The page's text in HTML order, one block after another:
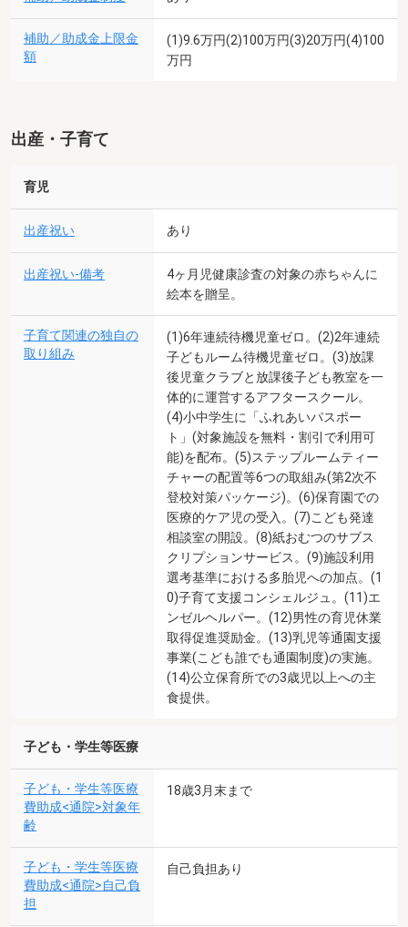
補助／助成金上限金
額
(1)9.6万円(2)100万円(3)20万円(4)100
万円
出産・子育て
育児
出産祝い あり
出産祝い-備考
4ヶ月児健康診査の対象の赤ちゃんに
絵本を贈呈。
子育て関連の独自の
取り組み
(1)6年連続待機児童ゼロ。(2)2年連続
子どもルーム待機児童ゼロ。(3)放課
後児童クラブと放課後子ども教室を一
体的に運営するアフタースクール。
(4)小中学生に「ふれあいパスポー
ト」(対象施設を無料・割引で利用可
能)を配布。(5)ステップルームティー
チャーの配置等6つの取組み(第2次不
登校対策パッケージ)。(6)保育園での
医療的ケア児の受入。(7)こども発達
相談室の開設。(8)紙おむつのサブス
クリプションサービス。(9)施設利用
選考基準における多胎児への加点。(1
0)子育て支援コンシェルジュ。(11)エ
ンゼルヘルパー。(12)男性の育児休業
取得促進奨励金。(13)乳児等通園支援
事業(こども誰でも通園制度)の実施。
(14)公立保育所での3歳児以上への主
食提供。
子ども・学生等医療
子ども・学生等医療
費助成<通院>対象年
齢
18歳3月末まで
子ども・学生等医療
費助成<通院>自己負
担
自己負担あり